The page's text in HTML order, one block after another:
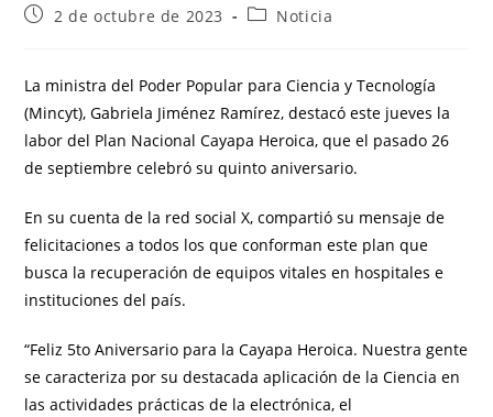
2 de octubre de 2023 Noticia
La ministra del Poder Popular para Ciencia y Tecnología
(Mincyt), Gabriela Jiménez Ramírez, destacó este jueves la
labor del Plan Nacional Cayapa Heroica, que el pasado 26
de septiembre celebró su quinto aniversario.
En su cuenta de la red social X, compartió su mensaje de
felicitaciones a todos los que conforman este plan que
busca la recuperación de equipos vitales en hospitales e
instituciones del país.
“Feliz 5to Aniversario para la Cayapa Heroica. Nuestra gente
se caracteriza por su destacada aplicación de la Ciencia en
las actividades prácticas de la electrónica, el